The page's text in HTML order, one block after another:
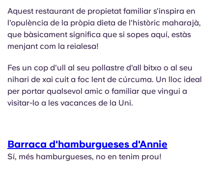
Aquest restaurant de propietat familiar s'inspira en
l'opulència de la pròpia dieta de l'històric maharajà,
que bàsicament significa que si sopes aquí, estàs
menjant com la reialesa!
Fes un cop d'ull al seu pollastre d'all bitxo o al seu
nihari de xai cuit a foc lent de cúrcuma. Un lloc ideal
per portar qualsevol amic o familiar que vingui a
visitar-lo a les vacances de la Uni.
Barraca d'hamburgueses d'Annie
Sí, més hamburgueses, no en tenim prou!